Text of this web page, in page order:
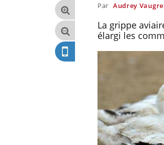
Par Audrey
La grippe
élargi les